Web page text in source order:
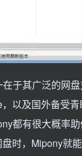
于其广泛的网
以及国外备受
都有很大概率
时，Mipony就